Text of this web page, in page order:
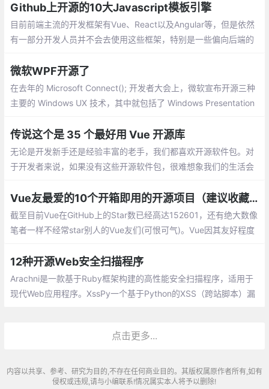
Github上开源的10大Javascript模板引擎
目前前端主流的开发框架有Vue、React以及Angular等，但是依然
有一部分开发人员并不会去使用这些框架，特别是一些偏向后端的
些项目
微软WPF开源了
在去年的 Microsoft Connect(); 开发者大会上，微软宣布开源三种
主要的 Windows UX 技术，其中就包括了 Windows Presentation
UI XAML 库 (WinUI)
传说这个是 35 个最好用 Vue 开源库
无论是开发新手还是经验丰富的老手，我们都喜欢开源软件包。对
于开发者来说，如果没有这些开源软件包，很难想象我们的生活会
是，随着 Vue.js 和 Nuxt.js 社区的不断壮大，每天都会出现一些很
好的软件包。
Vue友最爱的10个开箱即用的开源项目（建议收藏）
截至目前Vue在GitHub上的Star数已经高达152601，还有绝大数像
笔者一样不经常star别人的Vue友们(可恨可气)。Vue因其友好程度
12种开源Web安全扫描程序
Arachni是一款基于Ruby框架构建的高性能安全扫描程序，适用于
现代Web应用程序。XssPy一个基于Python的XSS（跨站脚本）漏
点击更多...
内容以共享、参考、研究为目的,不存在任何商业目的。其版权属原作者所有,如有
侵权或违规,请与小编联系!情况属实本人将予以删除!